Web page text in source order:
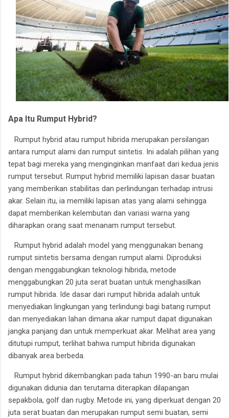
Apa Itu Rumput Hybrid?
Rumput hybrid atau rumput hibrida merupakan persilangan
antara rumput alami dan rumput sintetis. Ini adalah pilihan yang
tepat bagi mereka yang menginginkan manfaat dari kedua jenis
rumput tersebut. Rumput hybrid memiliki lapisan dasar buatan
yang memberikan stabilitas dan perlindungan terhadap intrusi
akar. Selain itu, ia memiliki lapisan atas yang alami sehingga
dapat memberikan kelembutan dan variasi warna yang
diharapkan orang saat menanam rumput tersebut.
Rumput hybrid adalah model yang menggunakan benang
rumput sintetis bersama dengan rumput alami. Diproduksi
dengan menggabungkan teknologi hibrida, metode
menggabungkan 20 juta serat buatan untuk menghasilkan
rumput hibrida. Ide dasar dari rumput hibrida adalah untuk
menyediakan lingkungan yang terlindungi bagi batang rumput
dan menyediakan lahan dimana akar rumput dapat digunakan
jangka panjang dan untuk memperkuat akar. Melihat area yang
ditutupi rumput, terlihat bahwa rumput hibrida digunakan
dibanyak area berbeda.
Rumput hybrid dikembangkan pada tahun 1990-an baru mulai
digunakan didunia dan terutama diterapkan dilapangan
sepakbola, golf dan rugby. Metode ini, yang diperkuat dengan 20
juta serat buatan dan merupakan rumput semi buatan, semi